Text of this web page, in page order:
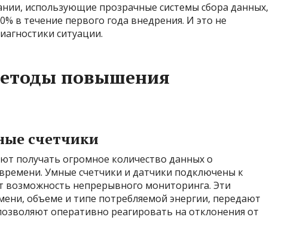
использующие прозрачные системы сбора данных,
в течение первого года внедрения. И это не
ситуации.
повышения
счетчики
получать огромное количество данных о
Умные счетчики и датчики подключены к
возможность непрерывного мониторинга. Эти
объеме и типе потребляемой энергии, передают
оперативно реагировать на отклонения от